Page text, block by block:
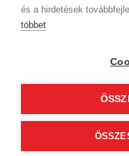
és a hirdetések
többet
Um
Firmendaten